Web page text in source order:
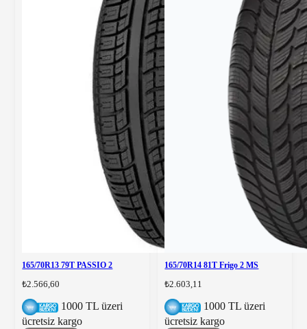
165/70R13 79T PASSIO 2
₺2.566,60
1000 TL üzeri
ücretsiz kargo
165/70R14 81T Frigo 2 MS
₺2.603,11
1000 TL üzeri
ücretsiz kargo